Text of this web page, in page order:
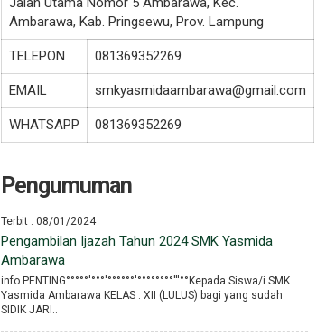
Ambarawa, Kab. Pringsewu, Prov. Lampung
TELEPON 081369352269
EMAIL smkyasmidaambarawa@gmail.com
WHATSAPP 081369352269
Pengumuman
Terbit : 08/01/2024
Pengambilan Ijazah Tahun 2024 SMK Yasmida
Ambarawa
info PENTING°°°°°′°°°′°°°°°°′°°°°°°°°′′′°°Kepada Siswa/i SMK
Yasmida Ambarawa KELAS : XII (LULUS) bagi yang sudah
SIDIK JARI..